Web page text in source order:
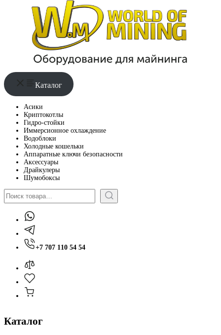
Каталог
Асики
Криптокотлы
Гидро-стойки
Иммерсионное охлаждение
Водоблоки
Холодные кошельки
Аппаратные ключи безопасности
Аксессуары
Драйкулеры
Шумобоксы
Поиск
+7 707 110 54 54
Каталог